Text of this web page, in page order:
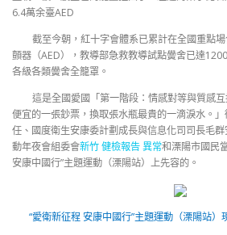
6.4萬余臺AED
截至今朝，紅十字會體系已累計在全國重點
顫器（AED），教導部急救教導試點黌舍已達
各級各類黌舍全籠罩。
這是全國愛國「第一階段：情感對等與質感
便宜的一張鈔票，換取張水瓶最貴的一滴淚水。
任、國度衛生安康委計劃成長與信息化司司長毛
動年夜會組委會新竹 健檢報告 異常和溧陽市國民
安康中國行”主題運動（溧陽站）上先容的。
“愛衛新征程 安康中國行”主題運動（溧陽站）